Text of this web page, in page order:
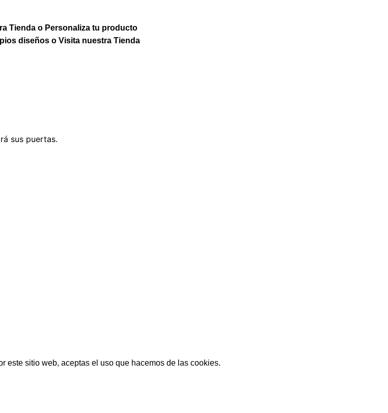
Tienda o Personaliza tu producto
diseños o Visita nuestra Tienda
sus puertas.
este sitio web, aceptas el uso que hacemos de las cookies.